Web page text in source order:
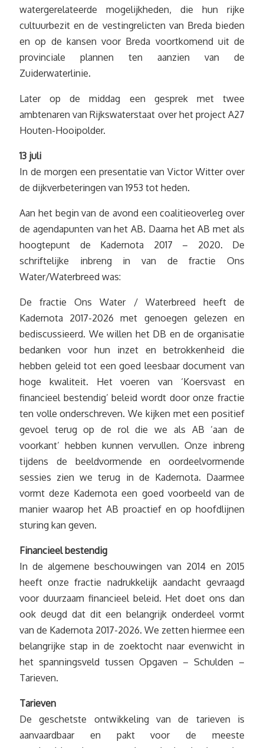
watergerelateerde mogelijkheden, die hun rijke
cultuurbezit en de vestingrelicten van Breda bieden
en op de kansen voor Breda voortkomend uit de
provinciale plannen ten aanzien van de
Zuiderwaterlinie.
Later op de middag een gesprek met twee
ambtenaren van Rijkswaterstaat over het project A27
Houten-Hooipolder.
13 juli
In de morgen een presentatie van Victor Witter over
de dijkverbeteringen van 1953 tot heden.
Aan het begin van de avond een coalitieoverleg over
de agendapunten van het AB. Daarna het AB met als
hoogtepunt de Kadernota 2017 – 2020. De
schriftelijke inbreng in van de fractie Ons
Water/Waterbreed was:
De fractie Ons Water / Waterbreed heeft de
Kadernota 2017-2026 met genoegen gelezen en
bediscussieerd. We willen het DB en de organisatie
bedanken voor hun inzet en betrokkenheid die
hebben geleid tot een goed leesbaar document van
hoge kwaliteit. Het voeren van ‘Koersvast en
financieel bestendig’ beleid wordt door onze fractie
ten volle onderschreven. We kijken met een positief
gevoel terug op de rol die we als AB ‘aan de
voorkant’ hebben kunnen vervullen. Onze inbreng
tijdens de beeldvormende en oordeelvormende
sessies zien we terug in de Kadernota. Daarmee
vormt deze Kadernota een goed voorbeeld van de
manier waarop het AB proactief en op hoofdlijnen
sturing kan geven.
Financieel bestendig
In de algemene beschouwingen van 2014 en 2015
heeft onze fractie nadrukkelijk aandacht gevraagd
voor duurzaam financieel beleid. Het doet ons dan
ook deugd dat dit een belangrijk onderdeel vormt
van de Kadernota 2017-2026. We zetten hiermee een
belangrijke stap in de zoektocht naar evenwicht in
het spanningsveld tussen Opgaven – Schulden –
Tarieven.
Tarieven
De geschetste ontwikkeling van de tarieven is
aanvaardbaar en pakt voor de meeste